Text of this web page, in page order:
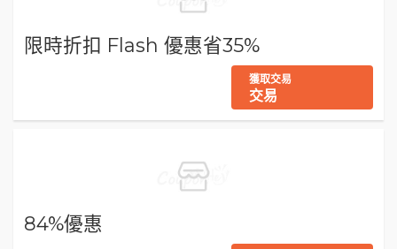
限時折扣 Flash 優惠省35%
獲取交易
交易
84%優惠